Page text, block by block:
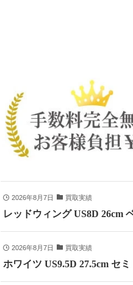
2026年8月7日 買取実績
レッドウィング US8D 26cm
2026年8月7日 買取実績
ホワイツ US9.5D 27.5cm セ